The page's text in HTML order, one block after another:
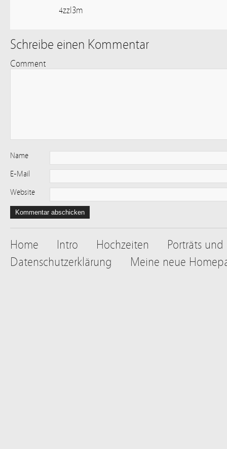
4zzl3m
Schreibe einen Kommentar
Comment
Name
E-Mail
Website
Home Intro Hochzeiten
Porträts
Datenschutzerklärung
Meine neue